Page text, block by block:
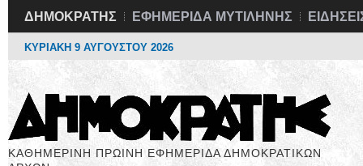
ΔΗΜΟΚΡΑΤΗΣ ΕΦΗΜΕΡΙΔΑ ΜΥΤΙΛΗΝΗΣ
ΚΥΡΙΑΚΗ 9 ΑΥΓΟΥΣΤΟΥ 2026
ΚΑΘΗΜΕΡΙΝΗ ΠΡΩΙΝΗ ΕΦΗΜΕΡΙΔΑ ΔΗΜΟΚΡΑΤΙΚΩΝ